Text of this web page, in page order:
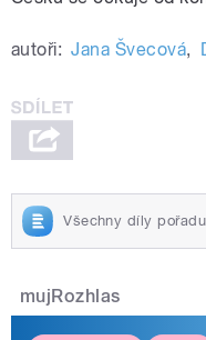
autoři: Jana Švecová,
Všechny díly
mujRozhlas